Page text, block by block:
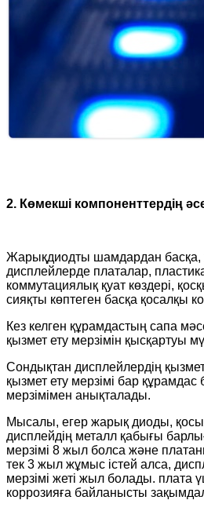
2. Көмекші компоненттердің
Жарықдиодты шамдардан басқа,
дисплейлерде платалар,
коммутациялық қуат көздері,
сияқты көптеген басқа қосалқы
Кез келген құрамдастың сапа
қызмет ету мерзімін қысқартуы
Сондықтан дисплейлердің
қызмет ету мерзімі бар құрамдас
мерзімімен анықталады.
Мысалы, егер жарық диоды,
дисплейдің металл қабығы
мерзімі 8 жыл болса және
тек 3 жыл жұмыс істей алса,
мерзімі жеті жыл болады. плата
коррозияға байланысты